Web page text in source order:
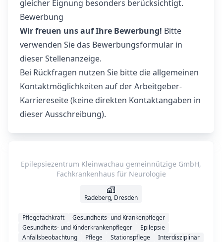
gleicher Eignung besonders berücksichtigt.
Bewerbung
Wir freuen uns auf Ihre Bewerbung! Bitte
verwenden Sie das Bewerbungsformular in
dieser Stellenanzeige.
Bei Rückfragen nutzen Sie bitte die allgemeinen
Kontaktmöglichkeiten auf der Arbeitgeber-
Karriereseite (keine direkten Kontaktangaben in
dieser Ausschreibung).
Epilepsiezentrum Kleinwachau gemeinnützige GmbH,
Fachkrankenhaus für Neurologie
Radeberg, Dresden
Pflegefachkraft
Gesundheits- und Krankenpfleger
Gesundheits- und Kinderkrankenpfleger
Epilepsie
Anfallsbeobachtung
Pflege Stationspflege
Interdisziplinär